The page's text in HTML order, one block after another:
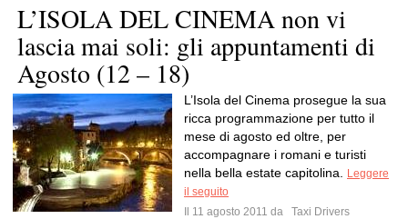
L’ISOLA DEL CINEMA non vi
lascia mai soli: gli appuntamenti di
Agosto (12 – 18)
L’Isola del Cinema prosegue la sua
ricca programmazione per tutto il
mese di agosto ed oltre, per
accompagnare i romani e turisti
nella bella estate capitolina.
Leggere
il seguito
Il 11 agosto 2011 da
Taxi Drivers